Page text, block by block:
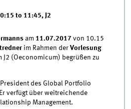
to 11:45, J2
am 11.07.2017 von 10.15
im Rahmen derVorlesung
J2 (Oeconomicum) begrüßen zu
des Global Portfolio
verfügt über weitreichende
Management.